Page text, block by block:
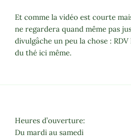
Et comme la vidéo est courte
ne regardera quand même pas
divulgâche un peu la chose :
du thé ici même.
Heures d’ouverture:
Du mardi au samedi